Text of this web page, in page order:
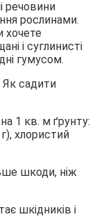
речовини
рослинами.
хочете
і суглинисті
гумусом.
1 кв. м ґрунту:
хлористий
шкоди, ніж
шкідників і